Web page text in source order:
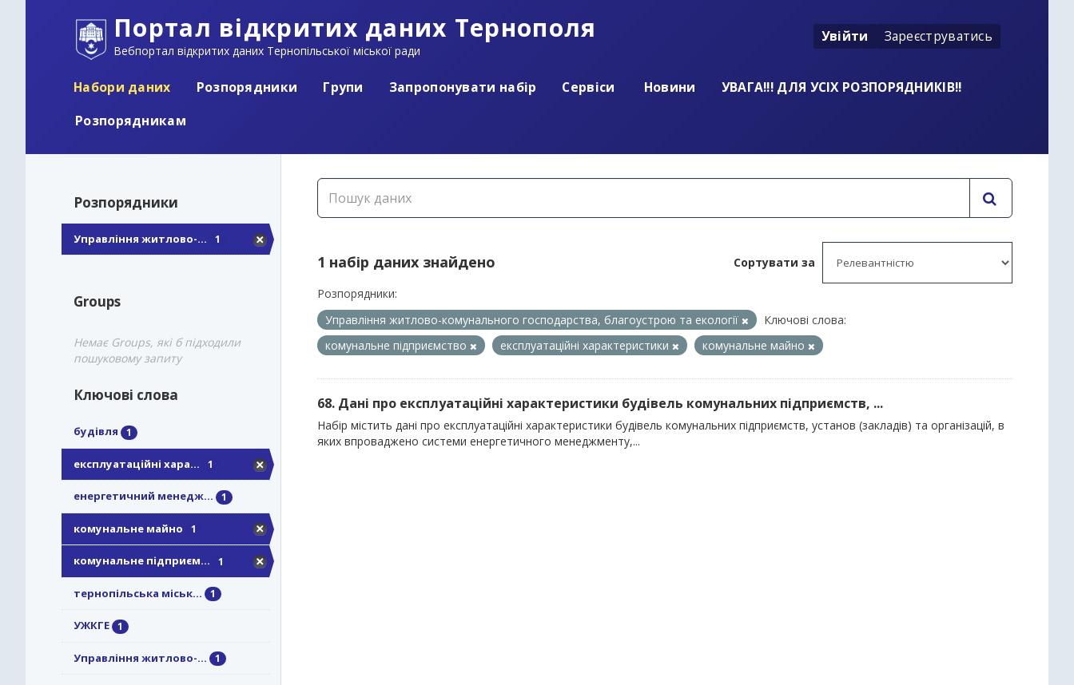
Портал відкритих даних Тернополя
Вебпортал відкритих даних Тернопільської міської ради
Увійти Зареєструватись
Набори даних Розпорядники Групи Запропонувати набір Сервіси Новини
УВАГА!!! ДЛЯ УСІХ РОЗПОРЯДНИКІВ!!
Розпорядникам
Розпорядники
Управління житлово-... 1
Groups
Немає Groups, які б підходили
пошуковому запиту
Ключові слова
будівля 1
експлуатаційні хара... 1
енергетичний менедж... 1
комунальне майно 1
комунальне підприєм... 1
тернопільська міськ... 1
УЖКГЕ 1
Управління житлово-... 1
Сортувати за
1 набір даних знайдено
Розпорядники:
Управління житлово-комунального господарства, благоустрою та екології
Ключові слова:
комунальне підприємство
експлуатаційні характеристики комунальне майно
68. Дані про експлуатаційні характеристики будівель комунальних підприємств, ...
Набір містить дані про експлуатаційні характеристики будівель комунальних підприємств, установ (закладів) та організацій, в
яких впроваджено системи енергетичного менеджменту,...